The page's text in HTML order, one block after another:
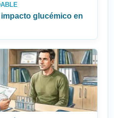
glucémico en